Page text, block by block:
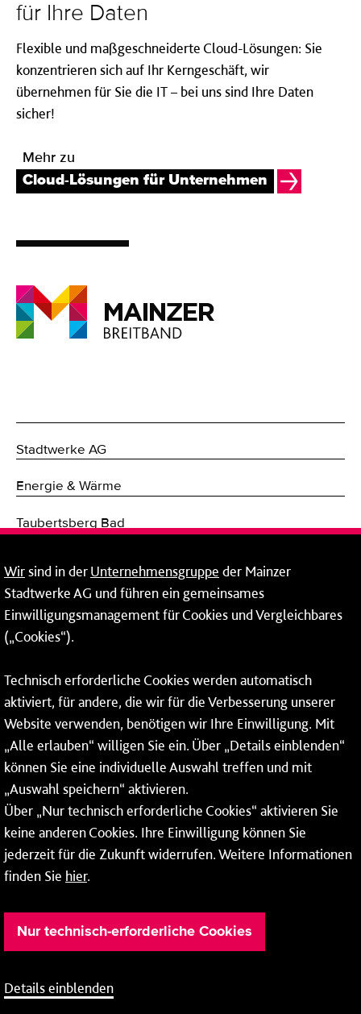
für Ihre Daten
Flexible und maßgeschneiderte Cloud-Lösungen: Sie
konzentrieren sich auf Ihr Kerngeschäft, wir
übernehmen für Sie die IT – bei uns sind Ihre Daten
sicher!
Mehr zu
Cloud-Lösungen für Unternehmen
Stadtwerke AG
Energie & Wärme
Taubertsberg Bad
Breitband
Fernwärme
Netze
Mainzer Breitband
Rheinallee 41
55118 Mainz
Tel.:06131 - 128 128
Wirsind in derUnternehmensgruppe der Mainzer
Stadtwerke AG und führen ein gemeinsames
Einwilligungsmanagement für Cookies und Vergleichbares
(„Cookies“).
Technisch erforderliche Cookies werden automatisch
aktiviert, für andere, die wir für die Verbesserung unserer
Website verwenden, benötigen wir Ihre Einwilligung. Mit
„Alle erlauben“ willigen Sie ein. Über „Details einblenden“
können Sie eine individuelle Auswahl treffen und mit
„Auswahl speichern“ aktivieren.
Über „Nur technisch erforderliche Cookies“ aktivieren Sie
keine anderen Cookies. Ihre Einwilligung können Sie
jederzeit für die Zukunft widerrufen. Weitere Informationen
finden Sie hier.
Nur technisch-erforderliche Cookies
Details einblenden